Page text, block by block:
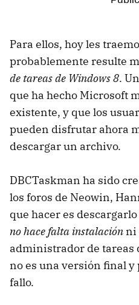
Para ellos, hoy les
probablemente resulte
de tareas de Windows 8.
que ha hecho Microsoft
existente, y que los
pueden disfrutar ahora
descargar un archivo.
DBCTaskman ha sido
los foros de Neowin,
que hacer es
no hace falta instalación ni
administrador de tareas
no es una versión final y
fallo.